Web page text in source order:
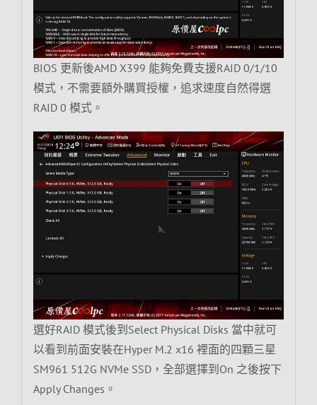
BIOS 更新後AMD X399 能夠免費支援RAID 0/1/10
模式，不需要額外購買授權，追求速度自然得選
RAID 0 模式。
選好RAID 模式後到Select Physical Disks 當中就可
以看到前面安裝在Hyper M.2 x16 裡面的四顆三星
SM961 512G NVMe SSD，全部選擇到On 之後按下
Apply Changes。